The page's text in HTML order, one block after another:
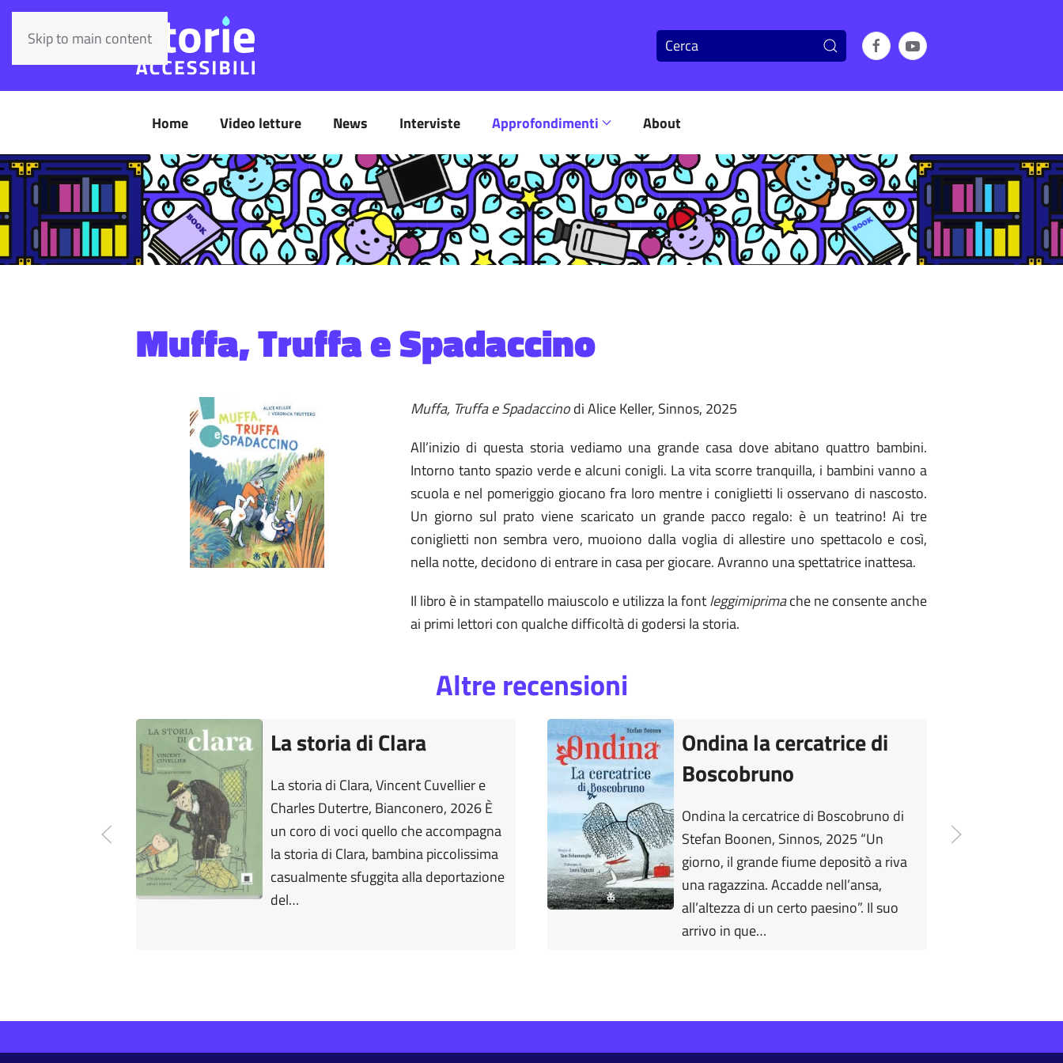
Skip to main content
Home Video letture News Interviste Approfondimenti About
Muffa, Truffa e Spadaccino
Muffa, Truffa e Spadaccinodi Alice Keller, Sinnos, 2025
All’inizio di questa storia vediamo una grande casa dove abitano quattro bambini.
Intorno tanto spazio verde e alcuni conigli. La vita scorre tranquilla, i bambini vanno a
scuola e nel pomeriggio giocano fra loro mentre i coniglietti li osservano di nascosto.
Un giorno sul prato viene scaricato un grande pacco regalo: è un teatrino! Ai tre
coniglietti non sembra vero, muoiono dalla voglia di allestire uno spettacolo e così,
nella notte, decidono di entrare in casa per giocare. Avranno una spettatrice inattesa.
Il libro è in stampatello maiuscolo e utilizza la fontleggimiprimache ne consente anche
ai primi lettori con qualche difficoltà di godersi la storia.
Altre recensioni
La storia di Clara
La storia di Clara, Vincent Cuvellier e
Charles Dutertre, Bianconero, 2026 È
un coro di voci quello che accompagna
la storia di Clara, bambina piccolissima
casualmente sfuggita alla deportazione
del…
Ondina la cercatrice di
Boscobruno
Ondina la cercatrice di Boscobruno di
Stefan Boonen, Sinnos, 2025 “Un
giorno, il grande fiume depositò a riva
una ragazzina. Accadde nell’ansa,
all’altezza di un certo paesino”. Il suo
arrivo in que…